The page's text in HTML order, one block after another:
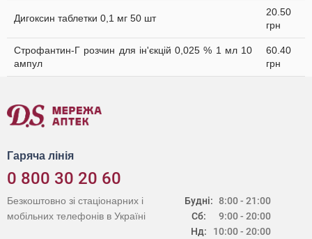
Дигоксин таблетки 0,1 мг 50 шт
20.50
грн
Строфантин-Г розчин для ін'єкцій 0,025 % 1 мл 10
ампул
60.40
грн
Гаряча лінія
0 800 30 20 60
Будні:
Сб:
Нд:
8:00 - 21:00
9:00 - 20:00
10:00 - 20:00
Безкоштовно зі стаціонарних і
мобільних телефонів в Україні